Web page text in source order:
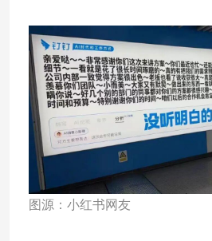
图源：小红书网友